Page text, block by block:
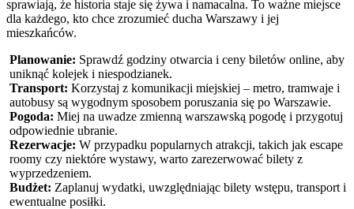
sprawiają, że historia staje się żywa i namacalna. To ważne miejsce
dla każdego, kto chce zrozumieć ducha Warszawy i jej
mieszkańców.
Planowanie: Sprawdź godziny otwarcia i ceny biletów online, aby
uniknąć kolejek i niespodzianek.
Transport: Korzystaj z komunikacji miejskiej – metro, tramwaje i
autobusy są wygodnym sposobem poruszania się po Warszawie.
Pogoda: Miej na uwadze zmienną warszawską pogodę i przygotuj
odpowiednie ubranie.
Rezerwacje: W przypadku popularnych atrakcji, takich jak escape
roomy czy niektóre wystawy, warto zarezerwować bilety z
wyprzedzeniem.
Budżet: Zaplanuj wydatki, uwzględniając bilety wstępu, transport i
ewentualne posiłki.